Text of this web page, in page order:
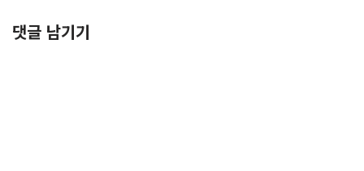
레
이
댓글 남기기